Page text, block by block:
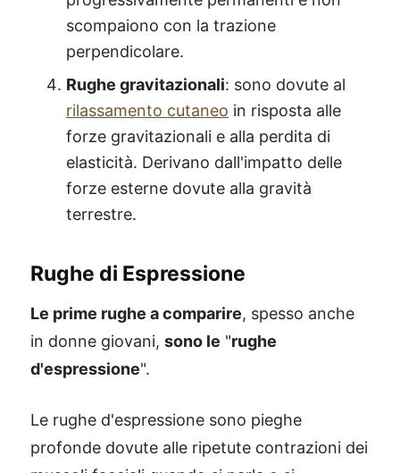
scompaiono con la trazione
perpendicolare.
Rughe gravitazionali: sono dovute al
rilassamento cutaneo in risposta alle
forze gravitazionali e alla perdita di
elasticità. Derivano dall'impatto delle
forze esterne dovute alla gravità
terrestre.
Rughe di Espressione
Le prime rughe a comparire, spesso anche
in donne giovani, sono le "rughe
d'espressione".
Le rughe d'espressione sono pieghe
profonde dovute alle ripetute contrazioni dei